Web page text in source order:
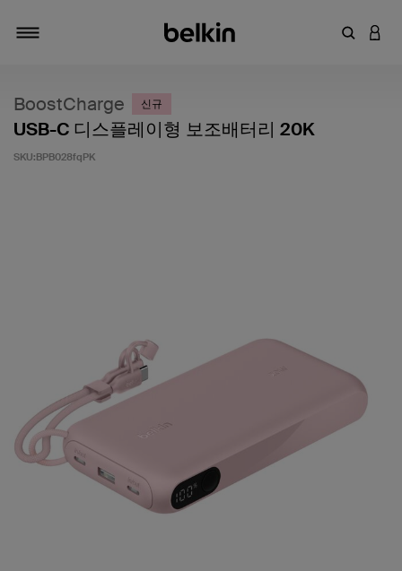
키워드
BoostCharge 신규
USB-C 디스플레이형 보조배터리 20K
SKU:BPB028fqPK